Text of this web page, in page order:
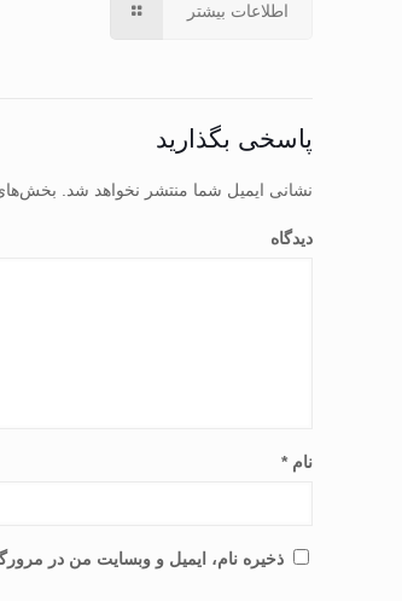
اطلاعات بیشتر
پاسخی بگذارید
نشانی ایمیل شما منتشر نخواهد شد.
دیدگاه
نام*
ذخیره نام، ایمیل و وبسایت من در